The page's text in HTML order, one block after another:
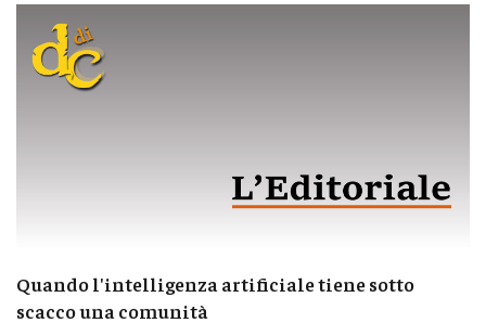
Quando l'intelligenza artificiale tiene sotto
scacco una comunità